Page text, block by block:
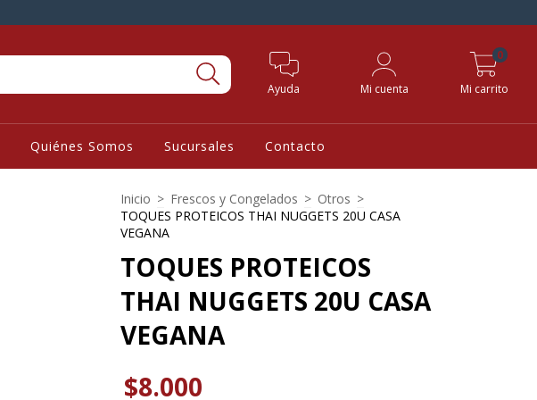
Ayuda Mi cuenta Mi carrito
0
Quiénes Somos Sucursales Contacto
Inicio > Frescos y Congelados > Otros >
TOQUES PROTEICOS THAI NUGGETS 20U CASA
VEGANA
TOQUES PROTEICOS
THAI NUGGETS 20U CASA
VEGANA
$8.000